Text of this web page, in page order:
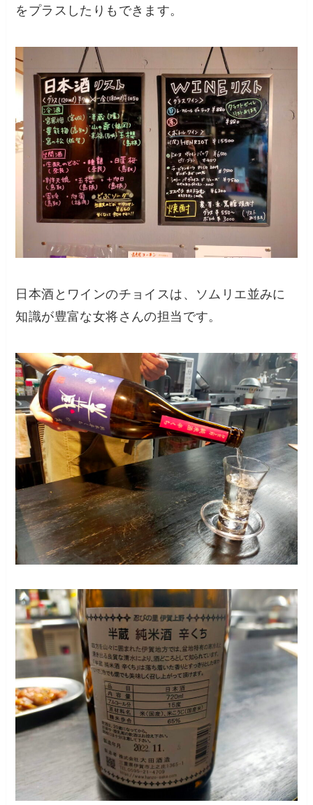
をプラスしたりもできます。
日本酒とワインのチョイスは、ソムリエ並みに
知識が豊富な女将さんの担当です。